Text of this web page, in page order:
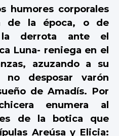
humores corporales
de la época, o de
la derrota ante el
Luna- reniega en el
azuzando a su
desposar varón
de Amadís. Por
enumera al
de la botica que
Areúsa y Elicia: